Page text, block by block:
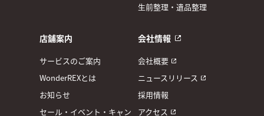
生前整理・遺品整理
店舗案内
サービスのご案内
WonderREXとは
お知らせ
セール・イベント・キャン
会社情報
会社概要
ニュースリリース
採用情報
アクセス